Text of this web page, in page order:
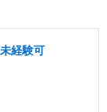
経験可